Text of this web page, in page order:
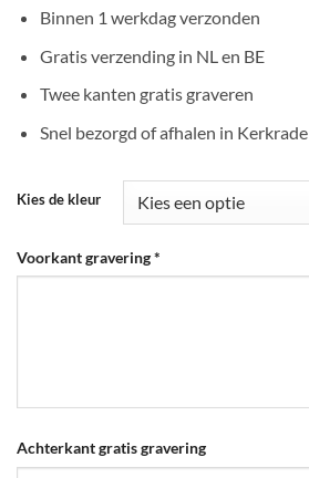
Binnen 1 werkdag verzonden
Gratis verzending in NL en BE
Twee kanten gratis graveren
Snel bezorgd of afhalen in Kerkrade
Kies de kleur
Voorkant gravering*
Achterkant gratis gravering